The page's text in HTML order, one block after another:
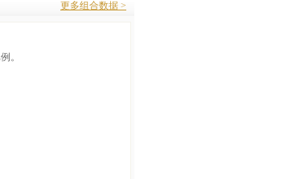
更多组合数据 >
。